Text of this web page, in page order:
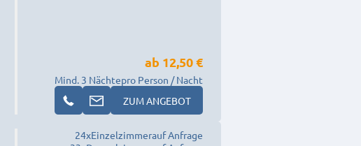
Mind. 3 Nächte
ab 12,50 €
pro Person / Nacht
ZUM ANGEBOT
24xEinzelzimmerauf Anfrage